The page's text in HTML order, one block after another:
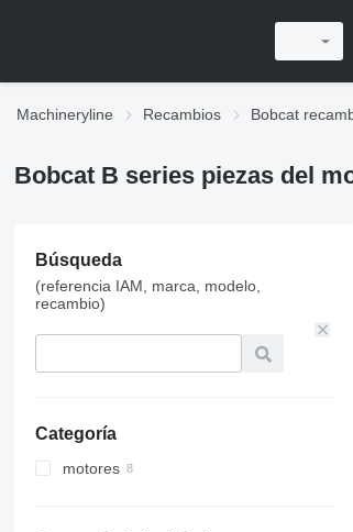
Machineryline Recambios Bobcat
Bobcat B series piezas del
Búsqueda
(referencia IAM, marca, modelo,
recambio)
Categoría
motores